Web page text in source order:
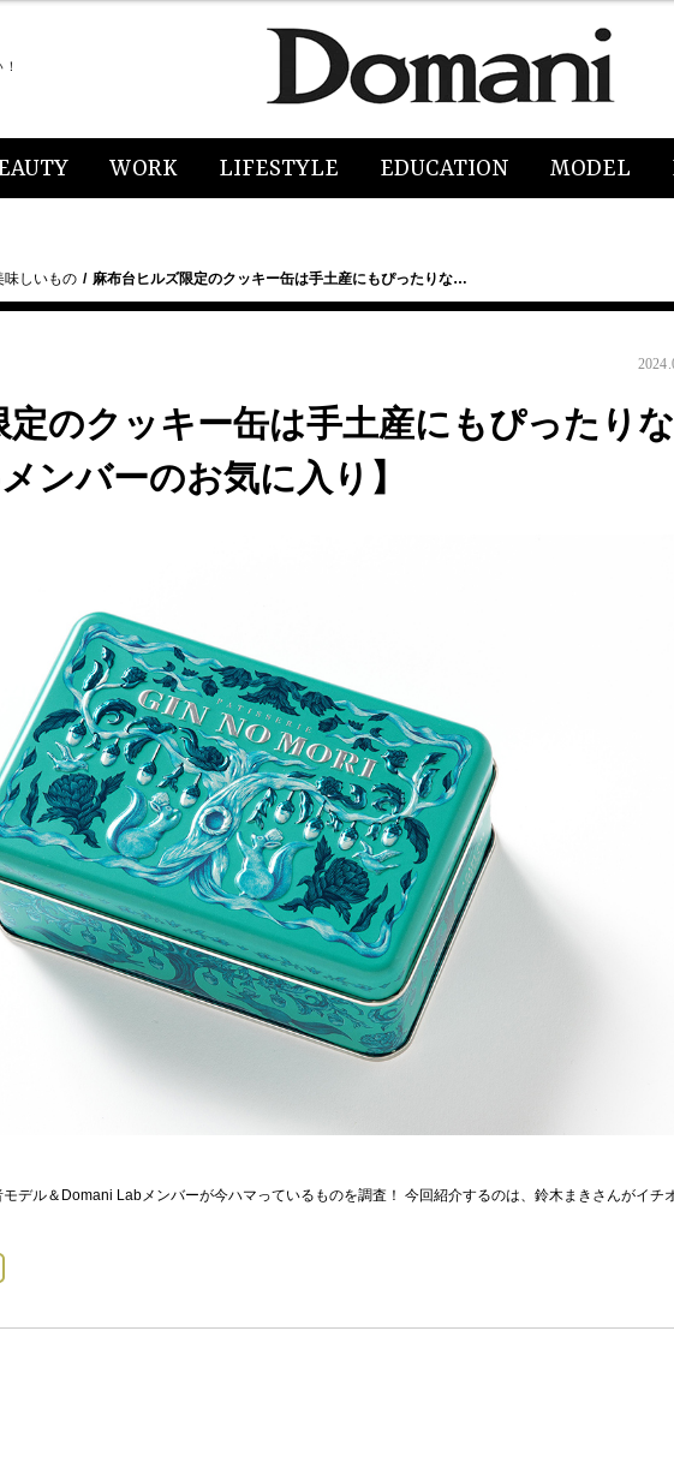
WORK LIFESTYLE EDUCATION MODEL
味しいもの 麻布台ヒルズ限定のクッキー缶は手土産にもぴったりな…
定のクッキー缶は手土産にもぴったりな
ンバーのお気に入り】
デル＆Domani Labメンバーが今ハマっているものを調査！ 今回紹介するのは、鈴木まきさんがイチ